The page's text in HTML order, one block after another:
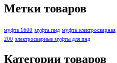
Метки товаров
муфта 1600 муфта пнд муфта электросварная
200 электросварные муфты для пнд
Категории товаров